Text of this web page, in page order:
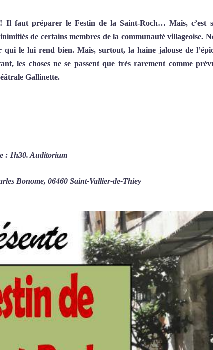
Il faut préparer le Festin de la Saint-Roch… Mais, c’est
de certains membres de la communauté villageoise.
le lui rend bien. Mais, surtout, la haine jalouse de
les choses ne se passent que très rarement comme
Gallinette.
: 1h30. Auditorium
Bonome, 06460 Saint-Vallier-de-Thiey